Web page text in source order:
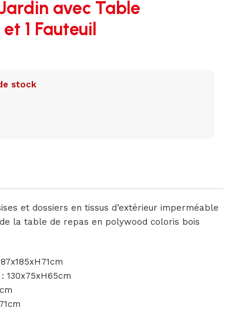
avec Table
1 Fauteuil
stock
et dossiers en tissus d’extérieur imperméable
la table de repas en polywood coloris bois
130x75xH65cm